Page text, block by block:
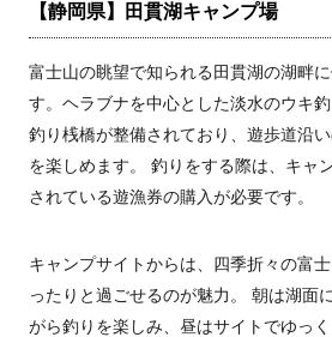
【静岡県】田貫湖キャンプ場
富士山の眺望で知られる田貫湖の湖畔
す。ヘラブナを中心とした淡水のウキ
釣り桟橋が整備されており、遊歩道沿
を楽しめます。 釣りをする際は、キャ
されている遊漁券の購入が必要です。
キャンプサイトからは、四季折々の富
ったりと過ごせるのが魅力。 朝は湖面
がら釣りを楽しみ、昼はサイトでゆっ